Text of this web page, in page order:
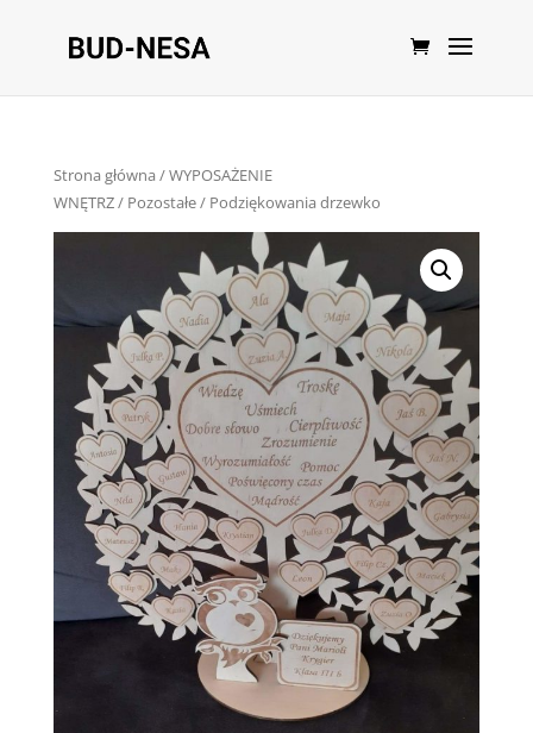
Strona główna /WYPOSAŻENIE
WNĘTRZ/ Pozostałe/ Podziękowania drzewko